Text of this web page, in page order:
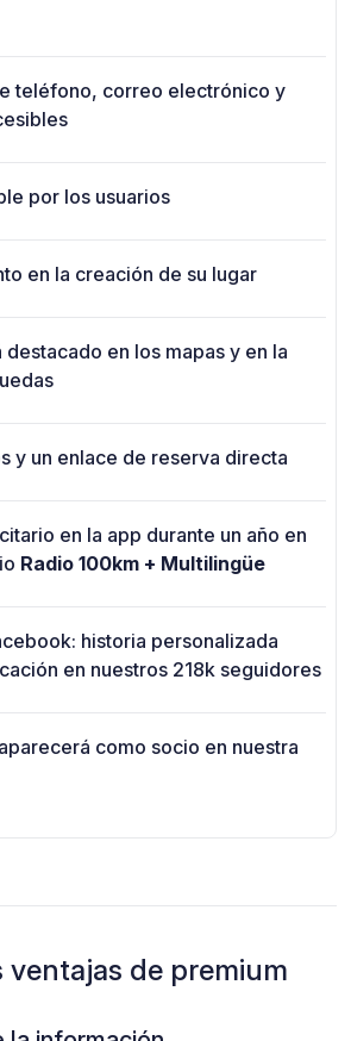
teléfono, correo electrónico y
por los usuarios
en la creación de su lugar
destacado en los mapas y en la
y un enlace de reserva directa
en la app durante un año en
Radio 100km + Multilingüe
historia personalizada
en nuestros 218k seguidores
como socio en nuestra
ventajas de premium